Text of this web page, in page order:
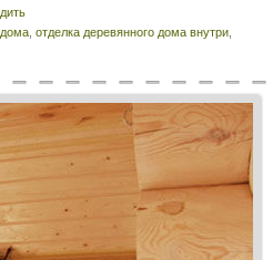
дома отделка деревянного дома внутри